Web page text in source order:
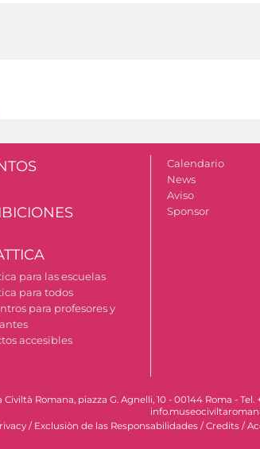
para las escuelas
para todos
para profesores y
accesibles
Calendario
News
Aviso
Sponsor
Civiltà Romana, piazza G. Agnelli, 10 - 00144 Roma -
/ Exclusiòn de las Responsabilidades / Credits /